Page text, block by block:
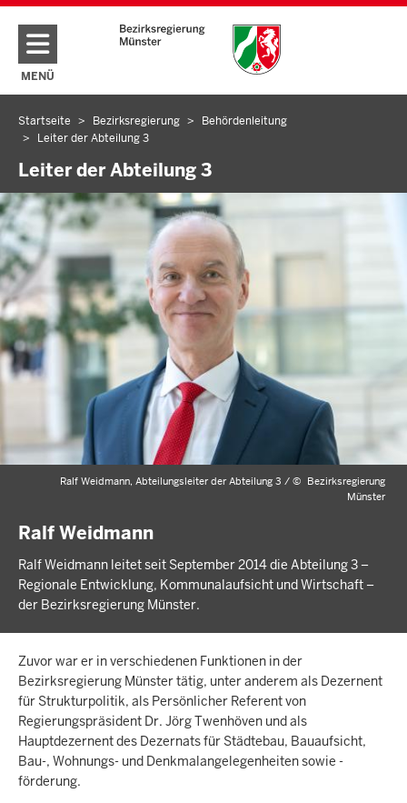
Direkt zum Inhalt
MENÜ
NAVIGATION AKTIVIEREN/DEAKTIVIEREN: HAUPTMENÜ
Sie
befinden
sich
hier
Startseite Bezirksregierung
Behördenleitung
Leiter der Abteilung 3
Leiter der Abteilung 3
Ralf Weidmann, Abteilungsleiter der Abteilung 3 /© Bezirksregierung
Münster
Ralf Weidmann
Ralf Weidmann leitet seit September 2014 die Abteilung 3 –
Regionale Entwicklung, Kommunalaufsicht und Wirtschaft –
der Bezirksregierung Münster.
Zuvor war er in verschiedenen Funktionen in der
Bezirksregierung Münster tätig, unter anderem als Dezernent
für Strukturpolitik, als Persönlicher Referent von
Regierungspräsident Dr. Jörg Twenhöven und als
Hauptdezernent des Dezernats für Städtebau, Bauaufsicht,
Bau-, Wohnungs- und Denkmalangelegenheiten sowie -
förderung.